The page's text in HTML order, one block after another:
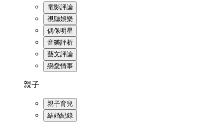
電影評論
視聽娛樂
偶像明星
音樂評析
藝文評論
戀愛情事
親子
親子育兒
結婚紀錄